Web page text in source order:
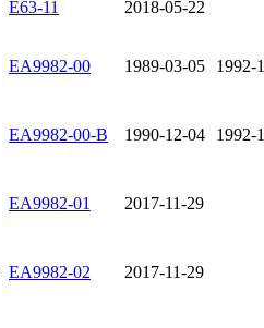
E63-11 2018-05-22
EA9982-00 1989-03-05 1992-
EA9982-00-B 1990-12-04 1992-
EA9982-01 2017-11-29
EA9982-02 2017-11-29